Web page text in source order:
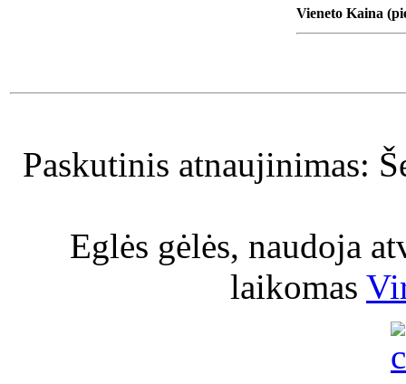
Vieneto Kaina
Paskutinis atnaujinimas:
Eglės gėlės, naudoja
laikomas